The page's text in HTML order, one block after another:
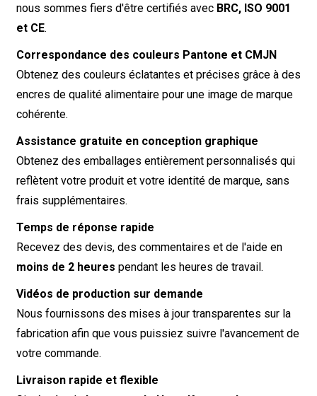
nous sommes fiers d'être certifiés avec BRC, ISO 9001
et CE.
Correspondance des couleurs Pantone et CMJN
Obtenez des couleurs éclatantes et précises grâce à des
encres de qualité alimentaire pour une image de marque
cohérente.
Assistance gratuite en conception graphique
Obtenez des emballages entièrement personnalisés qui
reflètent votre produit et votre identité de marque, sans
frais supplémentaires.
Temps de réponse rapide
Recevez des devis, des commentaires et de l'aide en
moins de 2 heures pendant les heures de travail.
Vidéos de production sur demande
Nous fournissons des mises à jour transparentes sur la
fabrication afin que vous puissiez suivre l'avancement de
votre commande.
Livraison rapide et flexible